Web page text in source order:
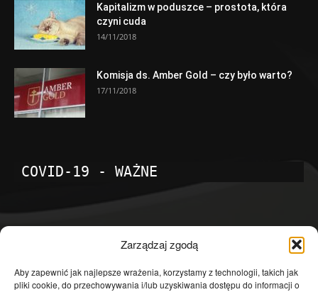
Zarządzaj zgodą
Aby zapewnić jak najlepsze wrażenia, korzystamy z technologii, takich jak
pliki cookie, do przechowywania i/lub uzyskiwania dostępu do informacji o
Kapitalizm w poduszce – prostota, która
czyni cuda
14/11/2018
Komisja ds. Amber Gold – czy było warto?
17/11/2018
COVID-19 - WAŻNE
Temat dnia
4601